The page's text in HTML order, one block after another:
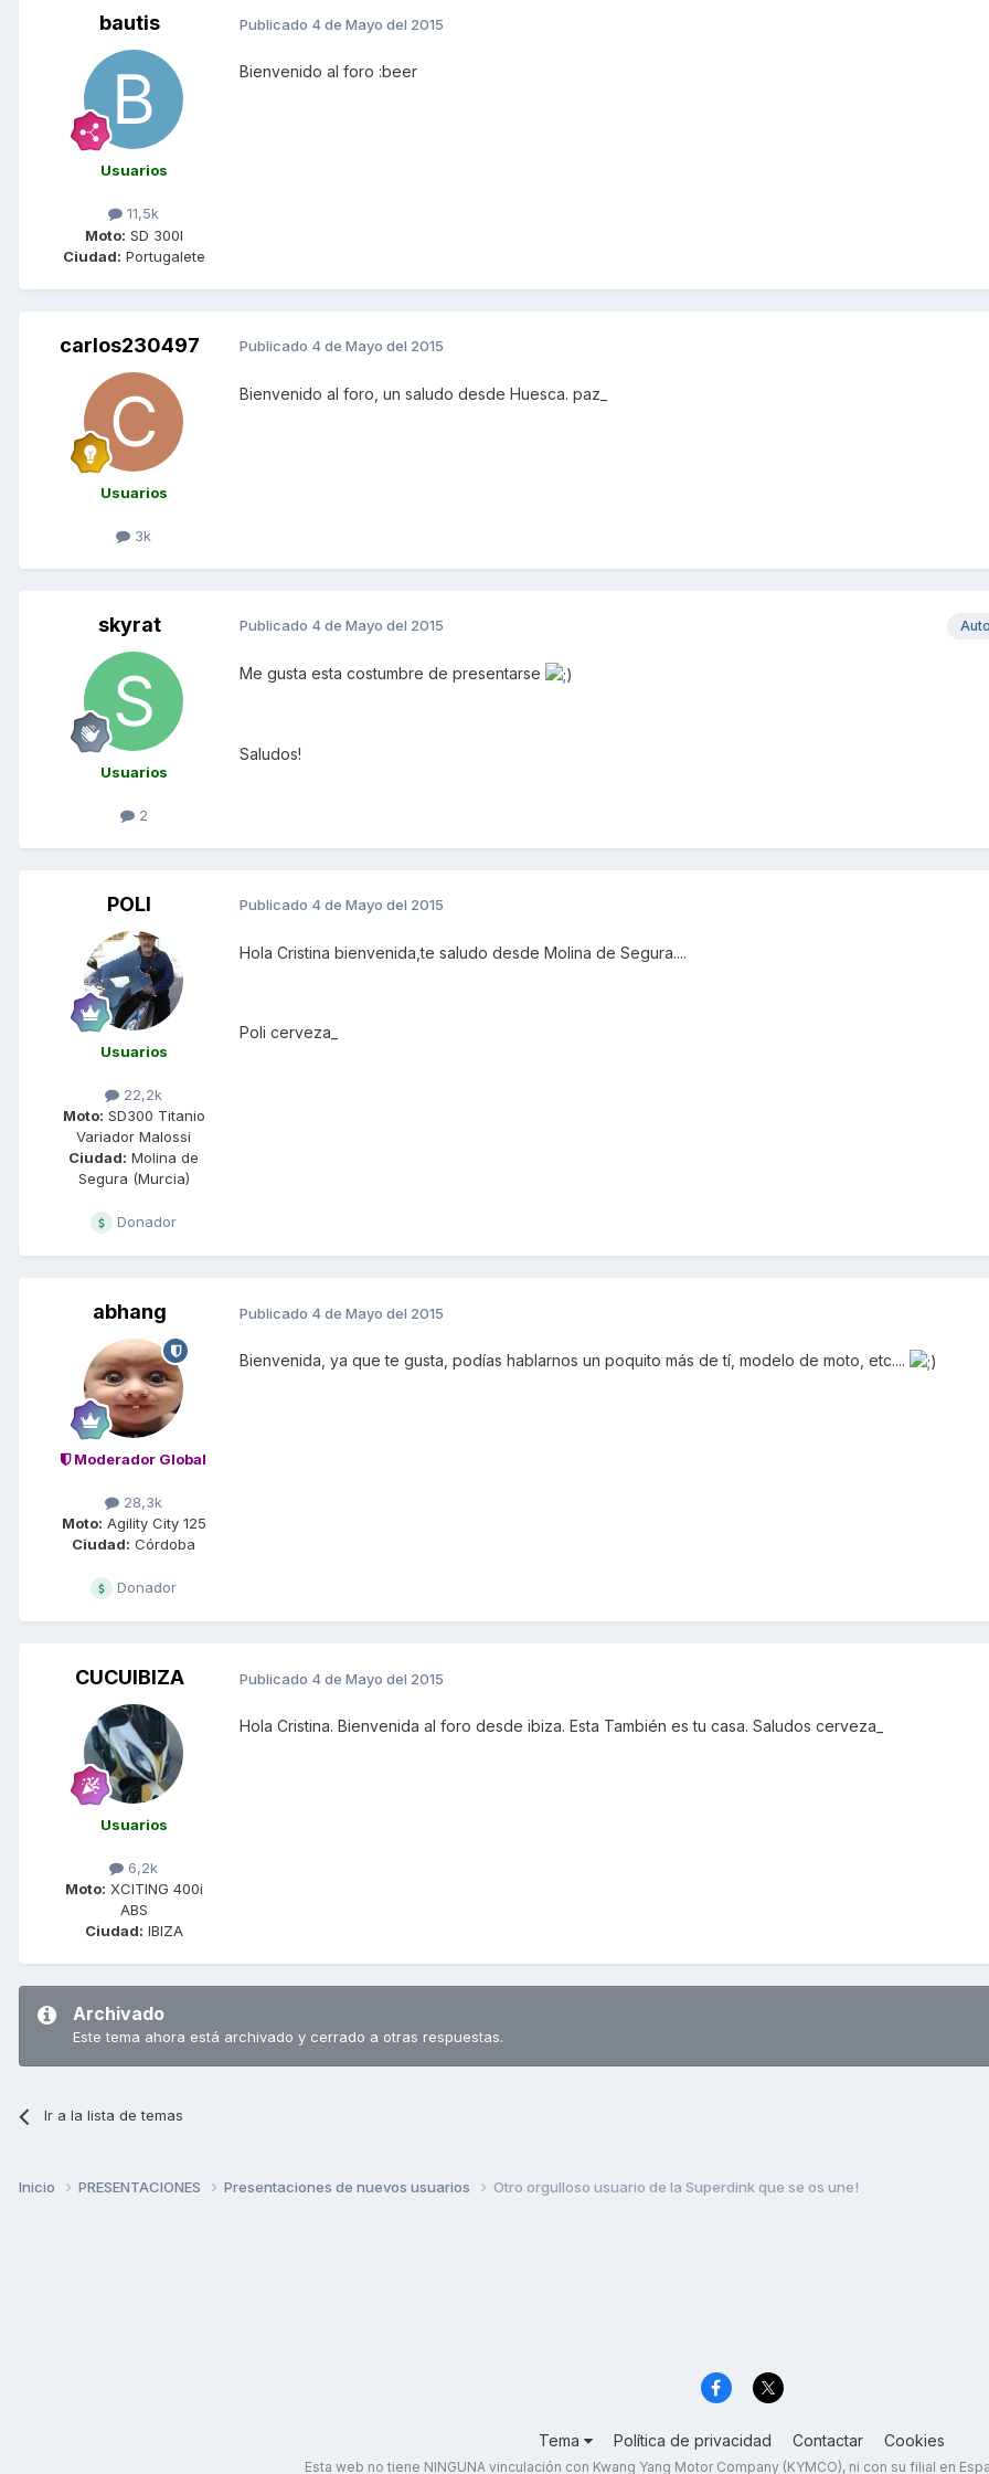
bautis
Usuarios
11,5k
Moto: SD 300I
Ciudad: Portugalete
Publicado 4 de Mayo del 2015
Bienvenido al foro :beer
carlos230497
Usuarios
3k
Publicado 4 de Mayo del 2015
Bienvenido al foro, un saludo desde Huesca. paz_
skyrat
Usuarios
2
Publicado 4 de Mayo del 2015
Me gusta esta costumbre de presentarse
Saludos!
POLI
Usuarios
22,2k
Moto: SD300 Titanio
Variador Malossi
Ciudad: Molina de
Segura (Murcia)
Donador
Publicado 4 de Mayo del 2015
Hola Cristina bienvenida,te saludo desde Molina de Segura....
Poli cerveza_
abhang
Moderador Global
28,3k
Moto: Agility City 125
Ciudad: Córdoba
Donador
Publicado 4 de Mayo del 2015
Bienvenida, ya que te gusta, podías hablarnos un poquito más de tí, modelo de moto, etc....
CUCUIBIZA
Usuarios
6,2k
Moto: XCITING 400i
ABS
Ciudad: IBIZA
Publicado 4 de Mayo del 2015
Hola Cristina. Bienvenida al foro desde ibiza. Esta También es tu casa. Saludos cerveza_
Archivado
Este tema ahora está archivado y cerrado a otras respuestas.
Ir a la lista de temas
Inicio PRESENTACIONES Presentaciones de nuevos usuarios Otro orgulloso usuario de la Superdink que se os une!
Tema Política de privacidad Contactar Cookies
Esta web no tiene NINGUNA vinculación con Kwang Yang Motor Company (KYMCO), ni con su filial en